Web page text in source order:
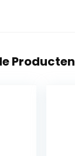
Producten